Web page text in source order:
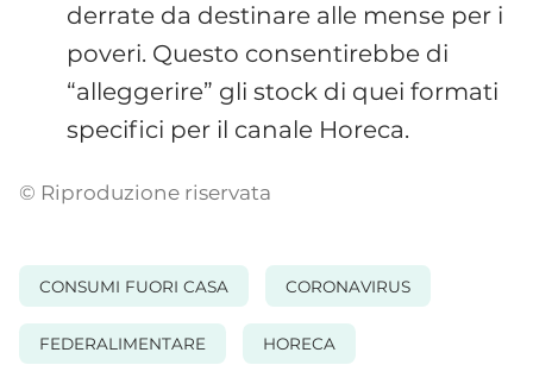
derrate da destinare alle mense per i
poveri. Questo consentirebbe di
“alleggerire” gli stock di quei formati
specifici per il canale Horeca.
© Riproduzione riservata
CONSUMI FUORI CASA CORONAVIRUS
FEDERALIMENTARE HORECA